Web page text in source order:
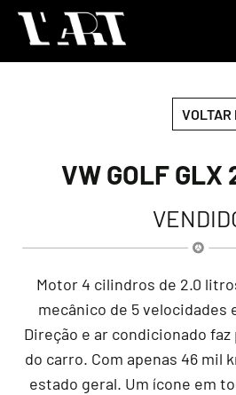
VOLTAR
VW GOLF GLX
Motor 4 cilindros de 2.0
mecânico de 5 velocidades
Direção e ar condicionado
do carro. Com apenas 46 mil
estado geral. Um ícone em